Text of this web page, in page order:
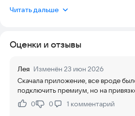
Уроки составлены и подробно
Каждый урок разбит на дни, а дни - на
— Метод и подход
- Позитивное подкрепление — без
- Подходит для щенков и взрослых
Читать дальше
Оценки и отзывы
Лея Изменён 23 июн 2026
Скачала приложение, все вроде
подключить премиум, но на
сомнения и недоверие, не решилась
Нравится:
0Не нравится:
0 1 комментарий